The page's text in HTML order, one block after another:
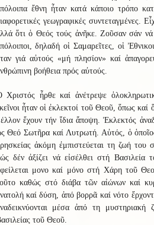
ἔθνη ἦταν κατά κάποιο τρόπο
γεωγραφικές συντεταγμένες.
ὅτι ὁ Θεός τούς ἀνῆκε. Ζοῦσαν σάν
δηλαδή οἱ Σαμαρεῖτες, οἱ
γιά αὐτούς «μή πλησίον» καί
βοήθεια πρός αὐτούς.
Χριστός ἦρθε καί ἀνέτρεψε
ἦταν οἱ ἐκλεκτοί τοῦ Θεοῦ, ὅπως
ἔχουν τήν ἴδια ἄποψη. Ἐκλεκτός
Θεό Σωτῆρα καί Λυτρωτή. Αὐτός, ὁ
ἀκόμη ἐμπιστεύεται τη ζωή του
δέν ἀξίζει νά εἰσέλθει στή
μονο καί μόνο στή Χάρη τοῦ
καθώς στό διάβα τῶν αἰώνων καί
καί δύση, ἀπό βορρᾶ καί νότο
μέσα ἀπό τη
τοῦ Θεοῦ.